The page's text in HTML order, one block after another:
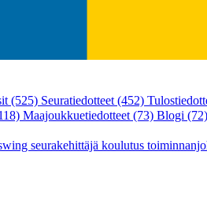
(525) Seuratiedotteet (452)
Maajoukkuetiedotteet (73) Blogi (72)
seurakehittäjä koulutus